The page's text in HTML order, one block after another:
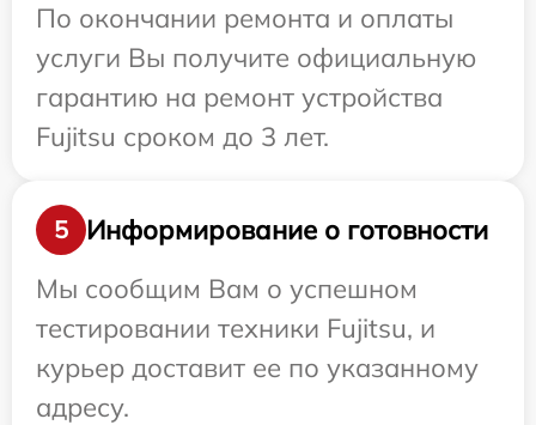
По окончании ремонта и оплаты
услуги Вы получите официальную
гарантию на ремонт устройства
Fujitsu сроком до 3 лет.
5
Информирование о готовности
Мы сообщим Вам о успешном
тестировании техники Fujitsu, и
курьер доставит ее по указанному
адресу.